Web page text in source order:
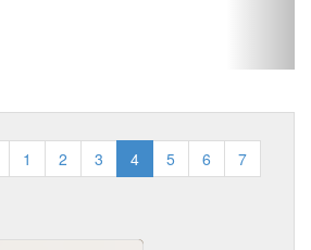
1 2 3 4 5 6
7